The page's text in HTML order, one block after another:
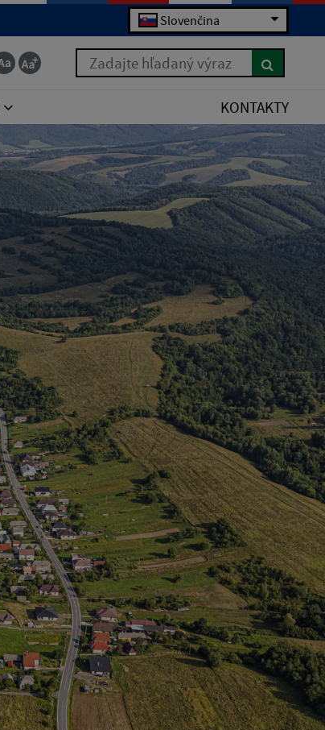
Slovenčina
Zadajte hľadaný výraz
KONTAKTY